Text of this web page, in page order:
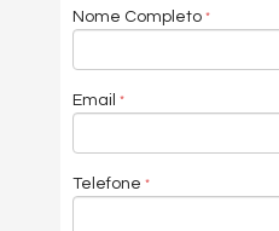
Nome Completo
Email
Telefone